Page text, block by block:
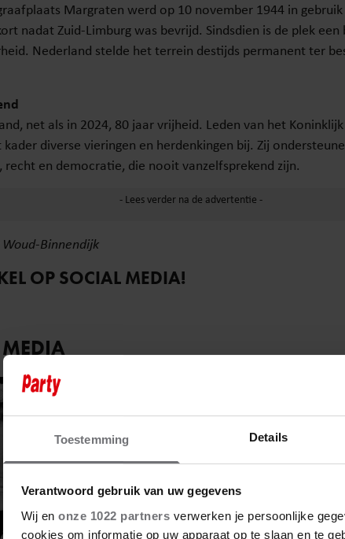
Toestemming Details
Verantwoord gebruik van uw gegevens
Wij en onze 1022 partners verwerken je persoonlijke
cookies om informatie op uw apparaat op te slaan en te
Margraten werd op 10 november 1944 in
nadat Zuid-Limburg was bevrijd. Sindsdien is de plek
Nederland stelde het terrein destijds permanent ter
net als in 2024, 80 jaar vrijheid. Leden van het
diverse vieringen en herdenkingen bij. Zij
recht en democratie, die nooit vanzelfsprekend zijn.
Binnendijk
OP SOCIAL MEDIA!